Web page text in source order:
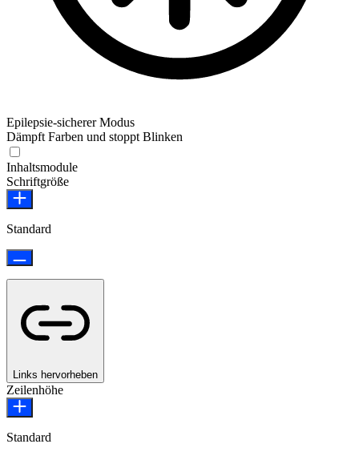
Epilepsie-sicherer Modus
Dämpft Farben und stoppt Blinken
Inhaltsmodule
Schriftgröße
Standard
Links hervorheben
Zeilenhöhe
Standard